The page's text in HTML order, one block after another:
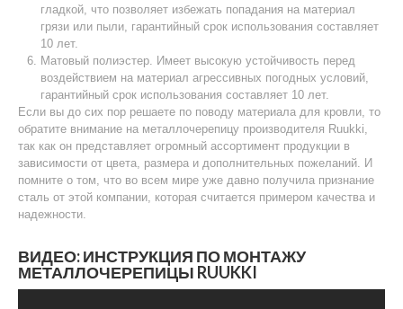
гладкой, что позволяет избежать попадания на материал
грязи или пыли, гарантийный срок использования составляет
10 лет.
Матовый полиэстер. Имеет высокую устойчивость перед
воздействием на материал агрессивных погодных условий,
гарантийный срок использования составляет 10 лет.
Если вы до сих пор решаете по поводу материала для кровли, то
обратите внимание на металлочерепицу производителя Ruukki,
так как он представляет огромный ассортимент продукции в
зависимости от цвета, размера и дополнительных пожеланий. И
помните о том, что во всем мире уже давно получила признание
сталь от этой компании, которая считается примером качества и
надежности.
ВИДЕО: ИНСТРУКЦИЯ ПО МОНТАЖУ
МЕТАЛЛОЧЕРЕПИЦЫ RUUKKI